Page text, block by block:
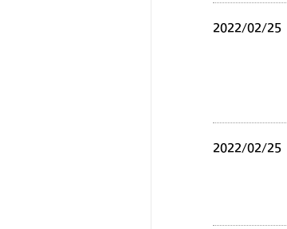
2022/02/25
2022/02/25